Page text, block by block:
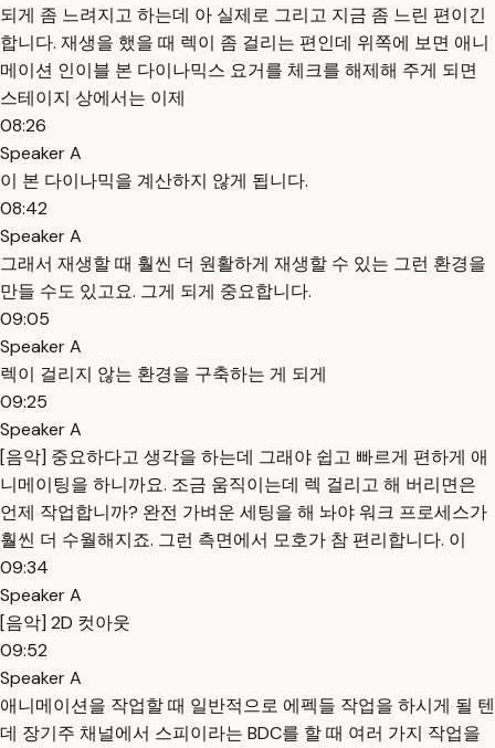
되게 좀 느려지고 하는데 아 실제로 그리고 지금 좀 느린 편이긴
합니다. 재생을 했을 때 렉이 좀 걸리는 편인데 위쪽에 보면 애니
메이션 인이블 본 다이나믹스 요거를 체크를 해제해 주게 되면
스테이지 상에서는 이제
08:26
Speaker A
이 본 다이나믹을 계산하지 않게 됩니다.
08:42
Speaker A
그래서 재생할 때 훨씬 더 원활하게 재생할 수 있는 그런 환경을
만들 수도 있고요. 그게 되게 중요합니다.
09:05
Speaker A
렉이 걸리지 않는 환경을 구축하는 게 되게
09:25
Speaker A
[음악] 중요하다고 생각을 하는데 그래야 쉽고 빠르게 편하게 애
니메이팅을 하니까요. 조금 움직이는데 렉 걸리고 해 버리면은
언제 작업합니까? 완전 가벼운 세팅을 해 놔야 워크 프로세스가
훨씬 더 수월해지죠. 그런 측면에서 모호가 참 편리합니다. 이
09:34
Speaker A
[음악] 2D 컷아웃
09:52
Speaker A
애니메이션을 작업할 때 일반적으로 에펙들 작업을 하시게 될 텐
데 장기주 채널에서 스피이라는 BDC를 할 때 여러 가지 작업을